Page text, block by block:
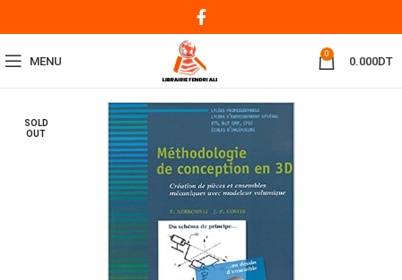
MENU
0
0.000DT
SOLD
OUT